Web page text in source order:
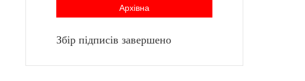
Архівна
Збір підписів завершено